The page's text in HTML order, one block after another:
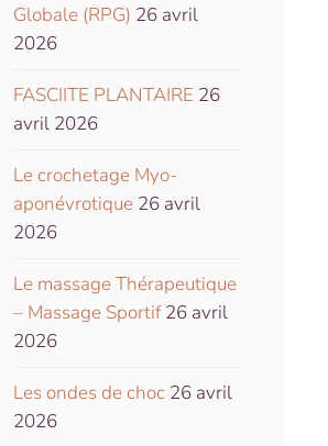
Globale (RPG) 26 avril
2026
FASCIITE PLANTAIRE 26
avril 2026
Le crochetage Myo-
aponévrotique 26 avril
2026
Le massage Thérapeutique
– Massage Sportif 26 avril
2026
Les ondes de choc 26 avril
2026